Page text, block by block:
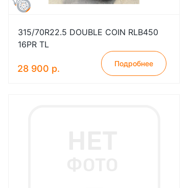
315/70R22.5 DOUBLE COIN RLB450
16PR TL
28 900 р. Подробнее